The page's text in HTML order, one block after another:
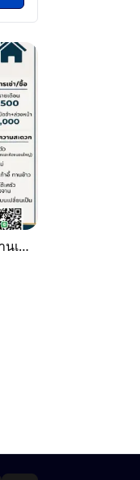
ปล่อยเช่าบ้าน พร้อมขาย หมู่บ้านเจทาว ตำบลแสนภูดาษ